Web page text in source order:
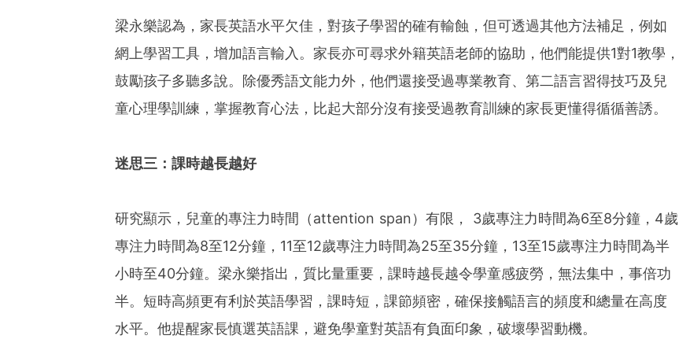
梁永樂認為，家長英語水平欠佳，對孩子學習的確有輸蝕，但可透過其他方法補足，例如
網上學習工具，增加語言輸入。家長亦可尋求外籍英語老師的協助，他們能提供1對1教學，
鼓勵孩子多聽多說。除優秀語文能力外，他們還接受過專業教育、第二語言習得技巧及兒
童心理學訓練，掌握教育心法，比起大部分沒有接受過教育訓練的家長更懂得循循善誘。
迷思三：課時越長越好
研究顯示，兒童的專注力時間（attention span）有限， 3歲專注力時間為6至8分鐘，4歲
專注力時間為8至12分鐘，11至12歲專注力時間為25至35分鐘，13至15歲專注力時間為半
小時至40分鐘。梁永樂指出，質比量重要，課時越長越令學童感疲勞，無法集中，事倍功
半。短時高頻更有利於英語學習，課時短，課節頻密，確保接觸語言的頻度和總量在高度
水平。他提醒家長慎選英語課，避免學童對英語有負面印象，破壞學習動機。